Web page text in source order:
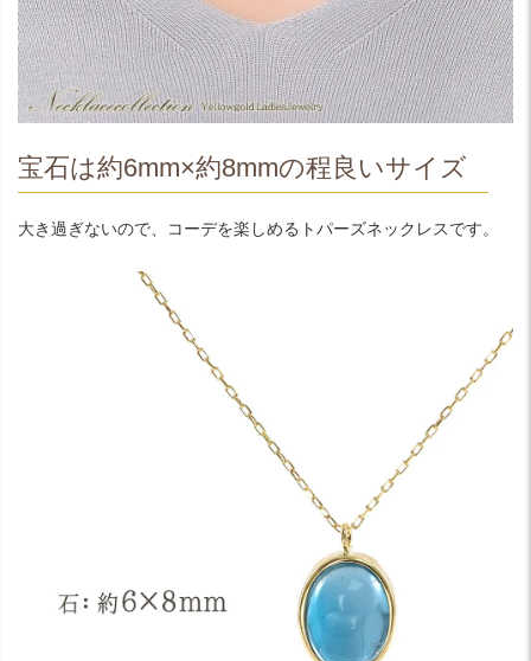
宝石は約6mm×約8mmの程良いサイズ
大き過ぎないので、コーデを楽しめるトパーズネックレスです。